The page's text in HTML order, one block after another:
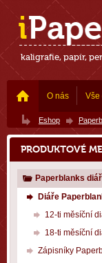
kaligrafie, papír,
O nás Vše
Eshop
PRODUKTOVÉ
Paperblanks
Diáře
12-ti měsíční
18-ti měsíční
Zápisníky